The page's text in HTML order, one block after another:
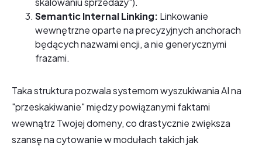
Semantic Internal Linking: Linkowanie
wewnętrzne oparte na precyzyjnych anchorach
będących nazwami encji, a nie generycznymi
frazami.
Taka struktura pozwala systemom wyszukiwania AI na
"przeskakiwanie" między powiązanymi faktami
wewnątrz Twojej domeny, co drastycznie zwiększa
szansę na cytowanie w modułach takich jak